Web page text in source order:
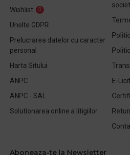
Wishlist
0
Unelte GDPR
Prelucrarea datelor cu caracter
personal
Harta Sitului
ANPC
ANPC - SAL
Solutionarea online a litigiilor
E-
Aboneaza-te la Newsletter